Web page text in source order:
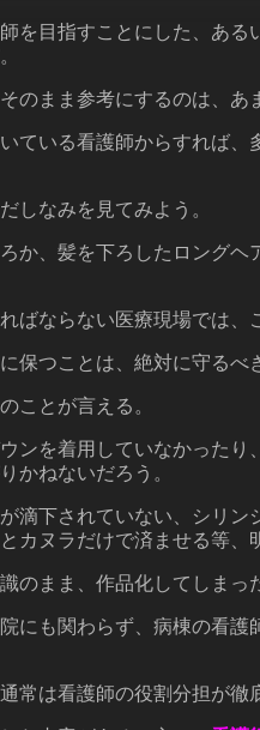
を目指すことにした、あ
のまま参考にするのは、あ
ている看護師からすれば
しなみを見てみよう。
か、髪を下ろしたロング
ばならない医療現場では、
保つことは、絶対に守るべ
ことが言える。
ンを着用していなかった
かねないだろう。
滴下されていない、シリ
カヌラだけで済ませる等、
のまま、作品化してしまっ
にも関わらず、病棟の看
常は看護師の役割分担が徹